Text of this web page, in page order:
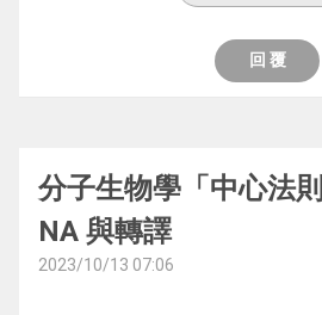
報
圖：疫苗的分類
病毒的蛋白質與病毒的核酸
毒顆粒。病毒顆粒離開細胞
鄰近的細胞，產生新的病毒
或凋亡而死亡。
回 覆
分子生物學「中心法
NA 與轉譯
2023/10/13 07:06